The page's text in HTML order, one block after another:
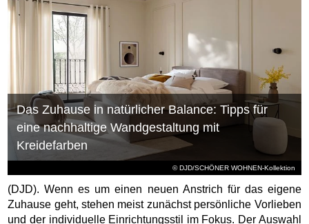
© DJD/SCHÖNER WOHNEN-Kollektion
Das Zuhause in natürlicher Balance: Tipps für
eine nachhaltige Wandgestaltung mit
Kreidefarben
(DJD). Wenn es um einen neuen Anstrich für das eigene
Zuhause geht, stehen meist zunächst persönliche Vorlieben
und der individuelle Einrichtungsstil im Fokus. Der Auswahl